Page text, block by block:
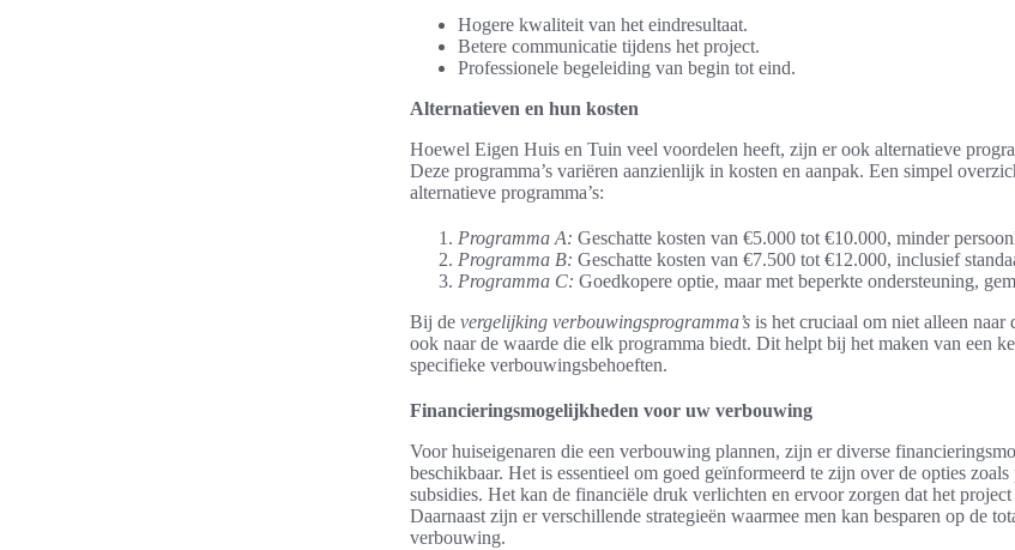
Hogere kwaliteit van het eindresultaat.
Betere communicatie tijdens het project.
Professionele begeleiding van begin tot eind.
Alternatieven en hun kosten
Hoewel Eigen Huis en Tuin veel voordelen heeft, zijn er ook alternatieve
Deze programma’s variëren aanzienlijk in kosten en aanpak. Een simpel
alternatieve programma’s:
Programma A: Geschatte kosten van €5.000 tot €10.000, minder
Programma B: Geschatte kosten van €7.500 tot €12.000, inclusief
Programma C: Goedkopere optie, maar met beperkte ondersteuning,
Bij de vergelijking verbouwingsprogramma’s is het cruciaal om niet alleen naar
ook naar de waarde die elk programma biedt. Dit helpt bij het maken van een
specifieke verbouwingsbehoeften.
Financieringsmogelijkheden voor uw verbouwing
Voor huiseigenaren die een verbouwing plannen, zijn er diverse
beschikbaar. Het is essentieel om goed geïnformeerd te zijn over de opties
subsidies. Het kan de financiële druk verlichten en ervoor zorgen dat het
Daarnaast zijn er verschillende strategieën waarmee men kan besparen op de
verbouwing.